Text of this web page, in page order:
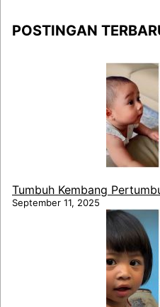
POSTINGAN
Tumbuh Kembang
September 11, 2025